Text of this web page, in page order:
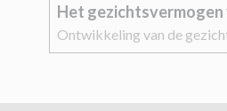
Het gezichtsvermogen
Ontwikkeling van de